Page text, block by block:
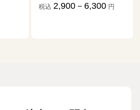
税込 2,900－6,300 円